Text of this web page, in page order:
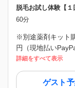
脱毛お試し体験【
60分
※別途薬剤キット
円（現地払い
詳細をすべて表示
ゲスト